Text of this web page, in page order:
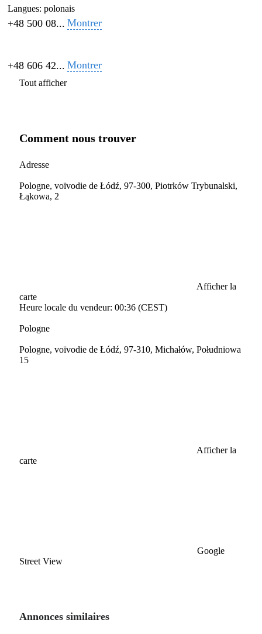
Langues: polonais
+48 500 08... Montrer
+48 606 42... Montrer
Tout afficher
Comment nous trouver
Adresse
Pologne, voïvodie de Łódź, 97-300, Piotrków Trybunalski,
Łąkowa, 2
Afficher la
carte
Heure locale du vendeur: 00:36 (CEST)
Pologne
Pologne, voïvodie de Łódź, 97-310, Michałów, Południowa
15
Afficher la
carte
Google
Street View
Annonces similaires